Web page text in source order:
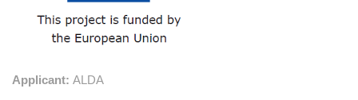
Applicant: ALDA